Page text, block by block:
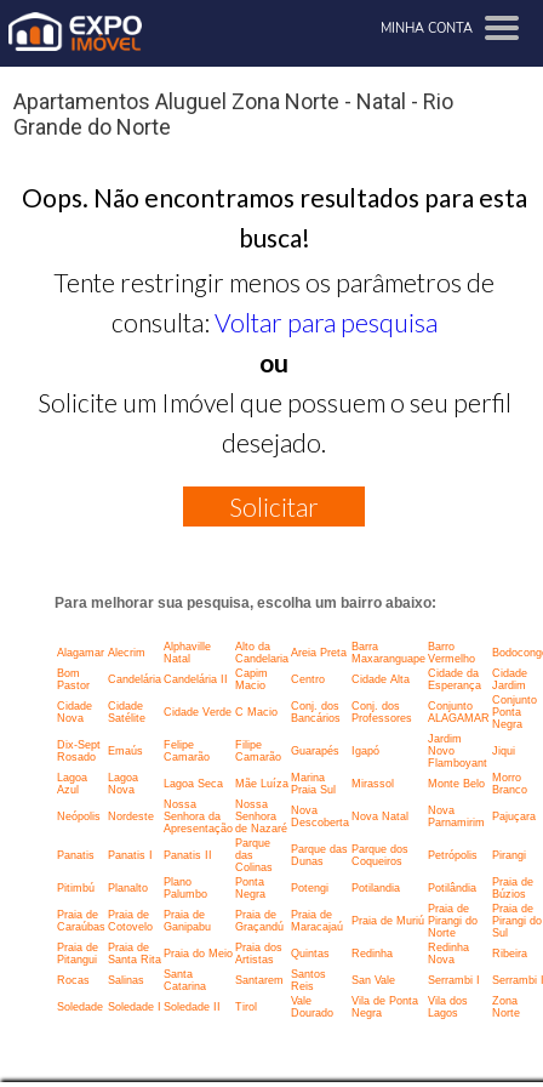
MINHA CONTA
Apartamentos Aluguel Zona Norte - Natal - Rio
Grande do Norte
Oops. Não encontramos resultados para esta
busca!
Tente restringir menos os parâmetros de
consulta: Voltar para pesquisa
ou
Solicite um Imóvel que possuem o seu perfil
desejado.
Solicitar
Para melhorar sua pesquisa, escolha um bairro abaixo:
Alagamar Alecrim
Alphaville
Natal
Alto da
Candelaria Areia Preta Barra
Maxaranguape
Barro
Vermelho
Bom
Pastor
Candelária Candelária II
Capim
Macio
Centro Cidade Alta
Cidade da
Esperança
Cidade
Jardim
Cidade
Nova
Cidade
Satélite
Cidade Verde C Macio
Conj. dos
Bancários
Conj. dos
Professores
Conjunto
ALAGAMAR
Conjunto
Ponta
Negra
Dix-Sept
Rosado
Emaús
Felipe
Camarão
Filipe
Camarão
Guarapés Igapó
Jardim
Novo
Flamboyant
Jiqui
Lagoa
Azul
Lagoa
Nova
Lagoa Seca Mãe Luíza Marina
Praia Sul
Mirassol Monte Belo
Morro
Branco
Neópolis Nordeste
Nossa
Senhora da
Apresentação
Nossa
Senhora
de Nazaré
Nova
Descoberta Nova Natal
Nova
Parnamirim
Pajuçara
Panatis Panatis I Panatis II
Parque
das
Colinas
Parque das
Dunas
Parque dos
Coqueiros
Petrópolis Pirangi
Pitimbú Planalto
Plano
Palumbo
Ponta
Negra
Potengi Potilandia Potilândia
Praia de
Búzios
Praia de
Caraúbas
Praia de
Cotovelo
Praia de
Ganipabu
Praia de
Graçandú
Praia de
Maracajaú
Praia de Muriú
Praia de
Pirangi do
Norte
Praia de
Pirangi do
Sul
Praia de
Pitangui
Praia de
Santa Rita Praia do Meio Praia dos
Artistas
Quintas Redinha
Redinha
Nova
Ribeira
Rocas Salinas
Santa
Catarina
Santarem
Santos
Reis
San Vale Serrambi I Serrambi
Soledade Soledade I Soledade II Tirol
Vale
Dourado
Vila de Ponta
Negra
Vila dos
Lagos
Zona
Norte